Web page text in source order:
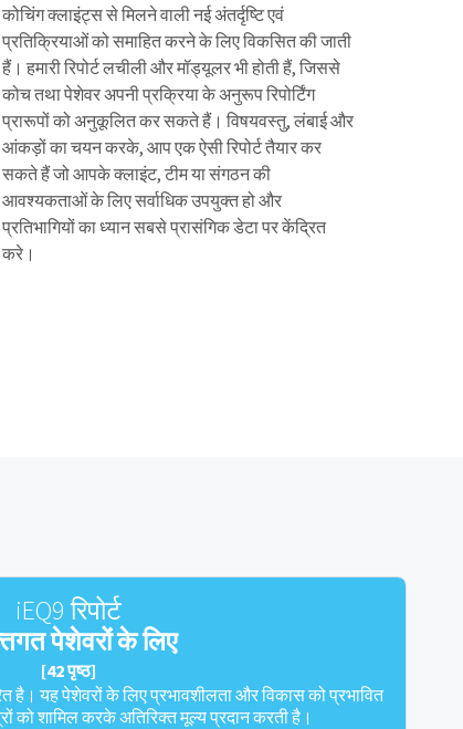
कोचिंग क्लाइंट्स से मिलने वाली नई अंतर्दृष्टि एवं
प्रतिक्रियाओं को समाहित करने के लिए विकसित की जाती
हैं। हमारी रिपोर्ट लचीली और मॉड्यूलर भी होती हैं, जिससे
कोच तथा पेशेवर अपनी प्रक्रिया के अनुरूप रिपोर्टिंग
प्रारूपों को अनुकूलित कर सकते हैं। विषयवस्तु, लंबाई और
आंकड़ों का चयन करके, आप एक ऐसी रिपोर्ट तैयार कर
सकते हैं जो आपके क्लाइंट, टीम या संगठन की
आवश्यकताओं के लिए सर्वाधिक उपयुक्त हो और
प्रतिभागियों का ध्यान सबसे प्रासंगिक डेटा पर केंद्रित
करे।
iEQ9 रिपोर्ट
पेशेवरों के लिए
[42 पृष्ठ]
है। यह पेशेवरों के लिए प्रभावशीलता और विकास को प्रभावित
को शामिल करके अतिरिक्त मूल्य प्रदान करती है।